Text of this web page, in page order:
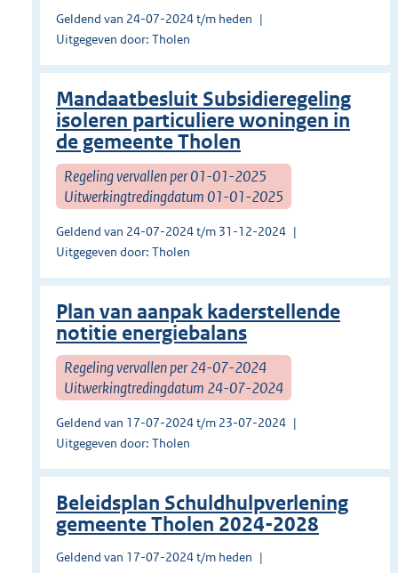
Geldend van 24-07-2024 t/m heden
Uitgegeven door: Tholen
Mandaatbesluit Subsidieregeling
isoleren particuliere woningen in
de gemeente Tholen
Regeling vervallen per 01-01-2025
Uitwerkingtredingdatum 01-01-2025
Geldend van 24-07-2024 t/m 31-12-2024
Uitgegeven door: Tholen
Plan van aanpak kaderstellende
notitie energiebalans
Regeling vervallen per 24-07-2024
Uitwerkingtredingdatum 24-07-2024
Geldend van 17-07-2024 t/m 23-07-2024
Uitgegeven door: Tholen
Beleidsplan Schuldhulpverlening
gemeente Tholen 2024-2028
Geldend van 17-07-2024 t/m heden